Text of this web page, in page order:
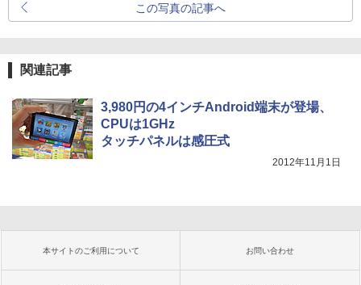
この写真の記事へ
関連記事
3,980円の4インチAndroid端末が登場、
CPUは1GHz
タッチパネルは感圧式
2012年11月1日
本サイトのご利用について お問い合わせ